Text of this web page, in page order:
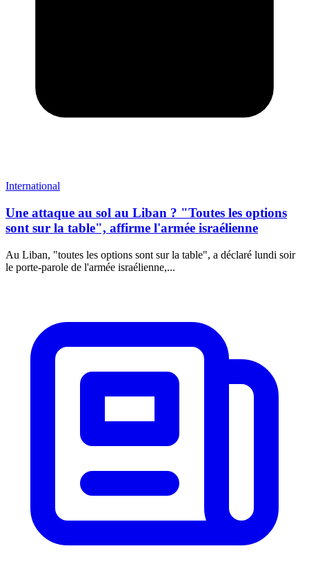
International
Une attaque au sol au Liban ? "Toutes les options
sont sur la table", affirme l'armée israélienne
Au Liban, "toutes les options sont sur la table", a déclaré lundi soir
le porte-parole de l'armée israélienne,...